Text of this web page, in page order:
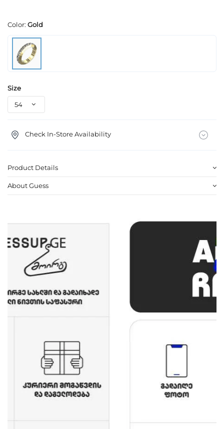
Color: Gold
Size
Check In-Store Availability
Product Details
About Guess